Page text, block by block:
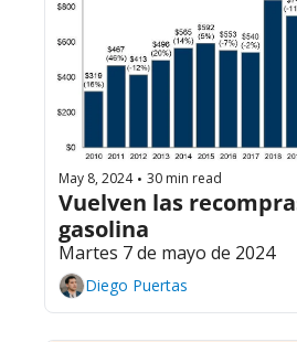
May 8, 2024 • 30 min read
Vuelven las
gasolina
Martes 7 de mayo de 2024
Diego Puertas